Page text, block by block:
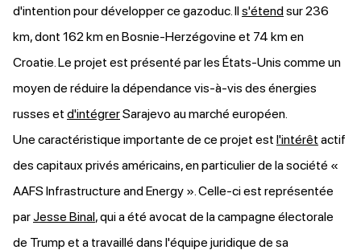
d'intention pour développer ce gazoduc. Ils'étendsur 236
km, dont 162 km en Bosnie-Herzégovine et 74 km en
Croatie. Le projet est présenté par les États-Unis comme un
moyen de réduire la dépendance vis-à-vis des énergies
russes et d'intégrerSarajevo au marché européen.
Une caractéristique importante de ce projet est l'intérêt actif
des capitaux privés américains, en particulier de la société «
AAFS Infrastructure and Energy ». Celle-ci est représentée
parJesse Binal, qui a été avocat de la campagne électorale
de Trump et a travaillé dans l'équipe juridique de sa